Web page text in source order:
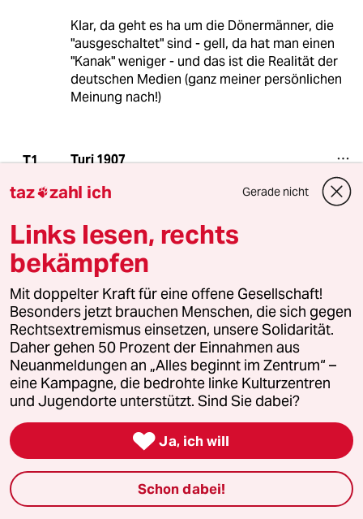
Klar, da geht es ha um die Dönermänner, die
"ausgeschaltet" sind - gell, da hat man einen
"Kanak" weniger - und das ist die Realität der
deutschen Medien (ganz meiner persönlichen
Meinung nach!)
T1 Turi 1907
#gökcekalamancaögren ist aber auch falsch :)
müsste 'Almanca': Deutsch geschrieben
werden. #gökçekalmancaöğren
#taztürkçeöğren kann ja nicht schaden... :)
A Antifilm
30.06.2013 ,20:34 Uhr
Sich über die Aussprache von Türken lustig zu
deutsche Charaktereigenschaft. Von daher bin
ich nichtmal schockiert...sana ne ? sen git
gendi Polisine bak.
taz zahl ich Gerade nicht
Links lesen, rechts
bekämpfen
Mit doppelter Kraft für eine offene Gesellschaft!
Besonders jetzt brauchen Menschen, die sich gegen
Rechtsextremismus einsetzen, unsere Solidarität.
Daher gehen 50 Prozent der Einnahmen aus
Neuanmeldungen an „Alles beginnt im Zentrum“ –
eine Kampagne, die bedrohte linke Kulturzentren
und Jugendorte unterstützt. Sind Sie dabei?
 Ja, ich will
Schon dabei!